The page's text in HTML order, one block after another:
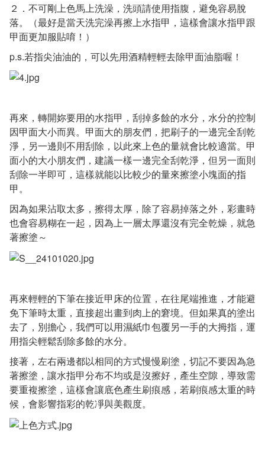
２．不可剛上色馬上洗澡，洗頭請使用指腹，避免容易脫
落。（最好是當天洗完澡再擦上水指甲，這樣會讓水指甲跟
甲面更加服貼唷！）
p.s.若指尖油油的，可以先用酒精輕輕去除甲面油脂喔！
再來，轉開妳要用的水指甲，刮掉多餘的水分，水分的控制
因甲面大小而異。甲面大的朋友們，把刷子的一邊完全刮乾
淨，另一邊則不用刮除，以此來上色的量就會比較適當。甲
面小的大小朋友們，建議一樣一邊完全刮乾淨，但另一面則
刮除一半即可，這樣就能以比較少的量來擦塗小塊面的指
甲。
因為如果沾取太多，擦得太厚，除了容易掉落之外，彩畫時
也會容易糊在一起，因為上一層太厚還沒有完全乾燥，就急
著擦塗～
再來輕輕的下筆在接近甲床的位置，在往尾端推進，才能避
免下筆時太重，直接超出畫到肉上的窘境。但如果真的塗出
去了，別擔心，我們可以用濕紙巾包覆另一手的大拇指，運
用指尖輕鬆刮除多餘的水分。
接著，左右兩邊都以相同的方式慢慢刷塗，切記不要因為急
著擦塗，讓水指甲分布不均或是沒擦好，產生空隙，導致需
要重複擦塗，這樣會讓底色產生刷痕感，若刷痕感太重的時
候，會影響指彩的乾凈與美觀度。